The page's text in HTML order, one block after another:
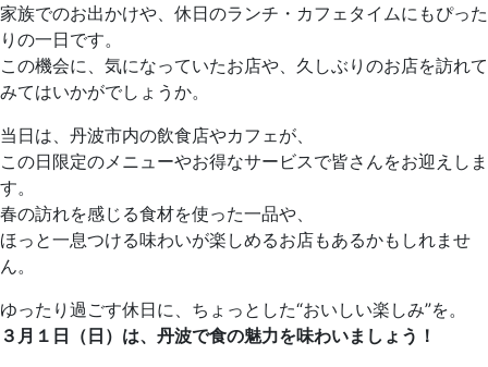
家族でのお出かけや、休日のランチ・カフェタイムにもぴった
りの一日です。
この機会に、気になっていたお店や、久しぶりのお店を訪れて
みてはいかがでしょうか。
当日は、丹波市内の飲食店やカフェが、
この日限定のメニューやお得なサービスで皆さんをお迎えしま
す。
春の訪れを感じる食材を使った一品や、
ほっと一息つける味わいが楽しめるお店もあるかもしれませ
ん。
ゆったり過ごす休日に、ちょっとした“おいしい楽しみ”を。
３月１日（日）は、丹波で食の魅力を味わいましょう！